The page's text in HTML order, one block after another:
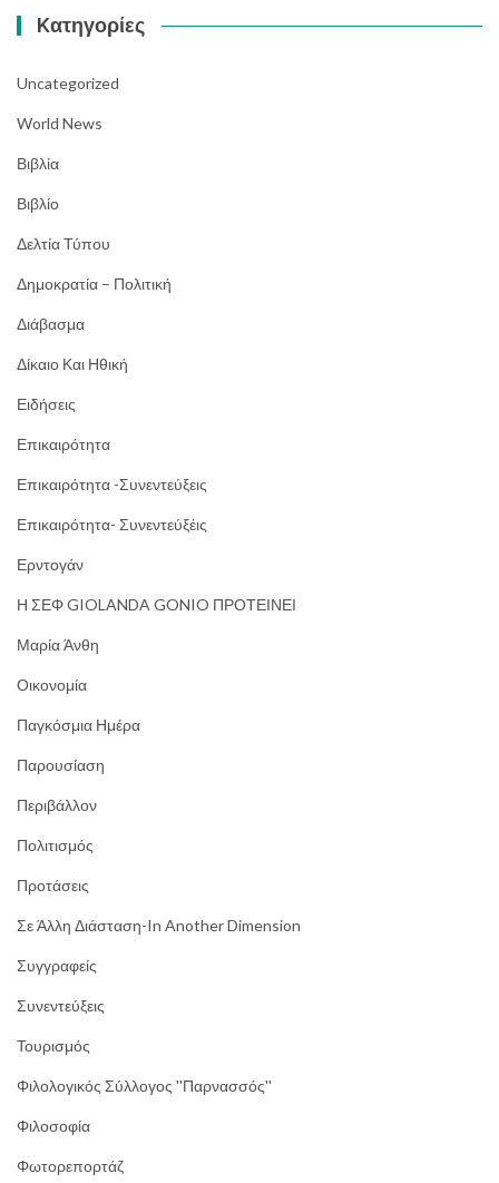
Kατηγορίες
Uncategorized
World News
Βιβλία
Βιβλίο
Δελτία Τύπου
Δημοκρατία – Πολιτική
Διάβασμα
Δίκαιο Και Ηθική
Ειδήσεις
Επικαιρότητα
Επικαιρότητα -Συνεντεύξεις
Επικαιρότητα- Συνεντεύξέις
Ερντογάν
Η ΣΕΦ GIOLANDA GONIO ΠΡΟΤΕΙΝΕΙ
Μαρία Άνθη
Οικονομία
Παγκόσμια Ημέρα
Παρουσίαση
Περιβάλλον
Πολιτισμός
Προτάσεις
Σε Άλλη Διάσταση-In Another Dimension
Συγγραφείς
Συνεντεύξεις
Τουρισμός
Φιλολογικός Σύλλογος ''Παρνασσός''
Φιλοσοφία
Φωτορεπορτάζ